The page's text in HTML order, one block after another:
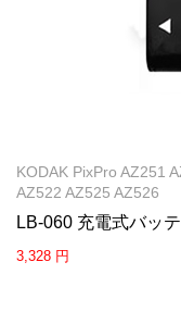
KODAK PixPro AZ251
AZ522 AZ525 AZ526
LB-060 充電式バッ
3,328 円